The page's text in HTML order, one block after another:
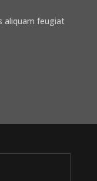
aliquam feugiat